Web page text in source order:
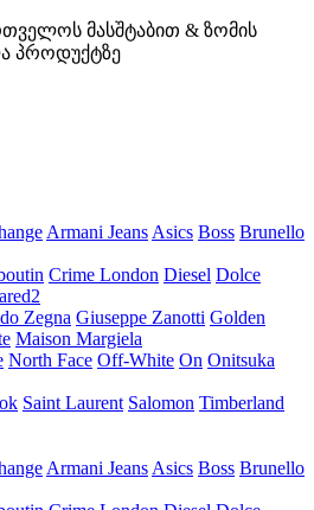
მასშტაბით & ზომის
პროდუქტზე
Armani Jeans Asics Boss Brunello
Crime London Diesel Dolce
Zegna Giuseppe Zanotti Golden
Maison Margiela
North Face Off-White On Onitsuka
Saint Laurent Salomon Timberland
Armani Jeans Asics Boss Brunello